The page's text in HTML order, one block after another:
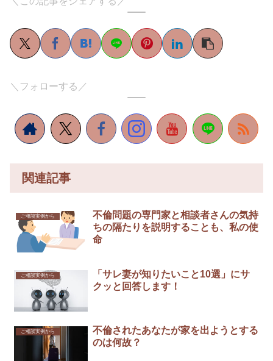
＼フォローする／
関連記事
ご相談実例から
不倫問題の専門家と相談者さんの気持
ちの隔たりを説明することも、私の使
命
ご相談実例から
「サレ妻が知りたいこと10選」にサ
クッと回答します！
ご相談実例から
不倫されたあなたが家を出ようとする
のは何故？